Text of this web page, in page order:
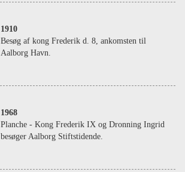
1910
Besøg af kong Frederik d. 8, ankomsten til
Aalborg Havn.
1968
Planche - Kong Frederik IX og Dronning Ingrid
besøger Aalborg Stiftstidende.